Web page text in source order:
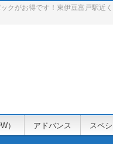
クがお得です！東伊豆富戸駅
） アドバンス スペ